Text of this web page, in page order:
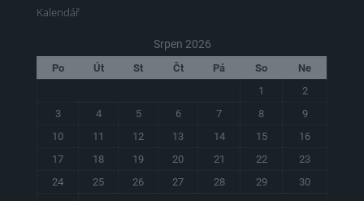
Kalendář
Srpen 2026
Po Út St Čt Pá So
Ne
1
2
3
4 5 6 7 8
9
10
11 12 13 14 15
16
17
18 19 20 21 22
23
24
25 26 27 28 29
30